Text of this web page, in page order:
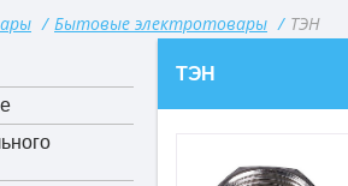
/ Бытовые электротовары / ТЭН
ТЭН